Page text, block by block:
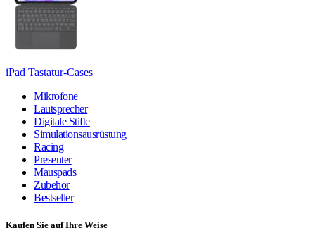
iPad Tastatur-Cases
Mikrofone
Lautsprecher
Digitale Stifte
Simulationsausrüstung
Racing
Presenter
Mauspads
Zubehör
Bestseller
Kaufen Sie auf Ihre Weise